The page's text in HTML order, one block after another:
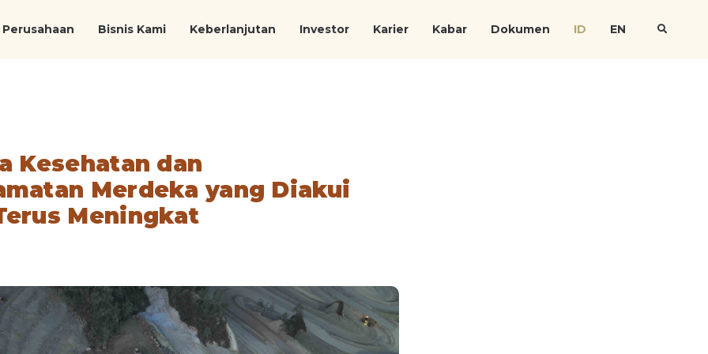
Perusahaan Bisnis Kami Keberlanjutan Investor Karier Kabar Dokumen ID EN
Kesehatan dan
Merdeka yang Diakui
Meningkat